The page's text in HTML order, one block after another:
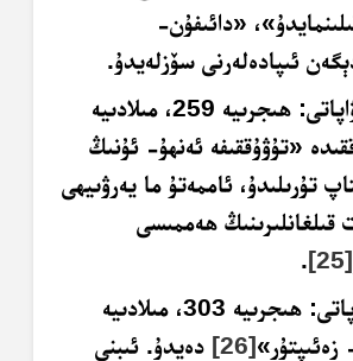
«دائىفۇن-
ئىپادەلەرنى سۆزلەيدۇ.
جۇزجانى (ۋاپاتى: ھىجرىيە 259، مىلادىيە
«تۇۋۇققىفە ئەنھۇ- ئۇنىڭ
تۇرىلىدۇ، ئاممەتۇ ما يەرۋىيھى
قىلغانلىرىنىڭ ھەممىسى
[25]
.
نەسەئى (ۋاپاتى: ھىجرىيە 303، مىلادىيە
[26] دەيدۇ. ئىبنى